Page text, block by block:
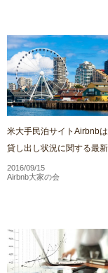
米大手民泊サイトAirbnb
貸し出し状況に関する最
2016/09/15
Airbnb大家の会